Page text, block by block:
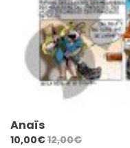
Anaïs
10,00€12,00€